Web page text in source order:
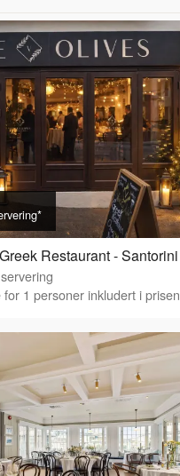
1 personer inkludert i prisen